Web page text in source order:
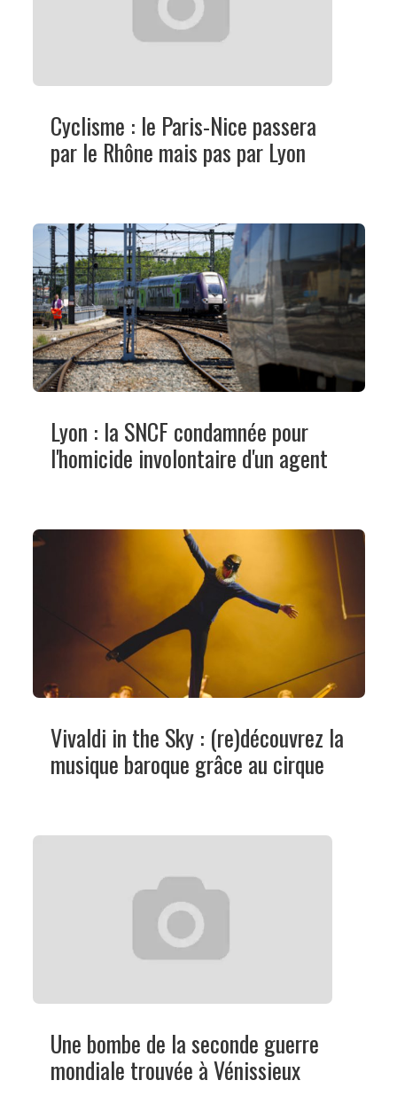
Cyclisme : le Paris-Nice passera
par le Rhône mais pas par Lyon
Lyon : la SNCF condamnée pour
l'homicide involontaire d'un agent
Vivaldi in the Sky : (re)découvrez la
musique baroque grâce au cirque
Une bombe de la seconde guerre
mondiale trouvée à Vénissieux